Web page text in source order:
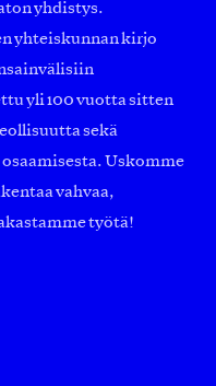
yhdistys.
yhteiskunnan kirjo
yli 100 vuotta sitten
sekä
Uskomme
vahvaa,
työtä!